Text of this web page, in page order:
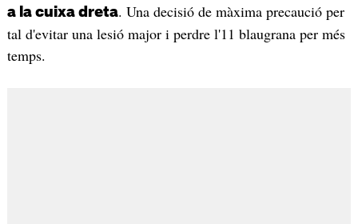
a la cuixa dreta. Una decisió de màxima precaució per
tal d'evitar una lesió major i perdre l'11 blaugrana per més
temps.